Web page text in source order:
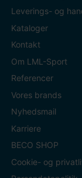
Leverings- og
Kataloger
Kontakt
Om LML-Sport
Referencer
Vores brands
Nyhedsmail
Karriere
BECO SHOP
Cookie- og